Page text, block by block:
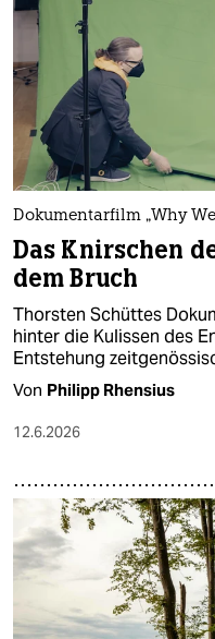
Dokumentarfilm „Why We
Das Knirschen
dem Bruch
Thorsten Schüttes
hinter die Kulissen des
Entstehung
Von Philipp Rhensius
12.6.2026